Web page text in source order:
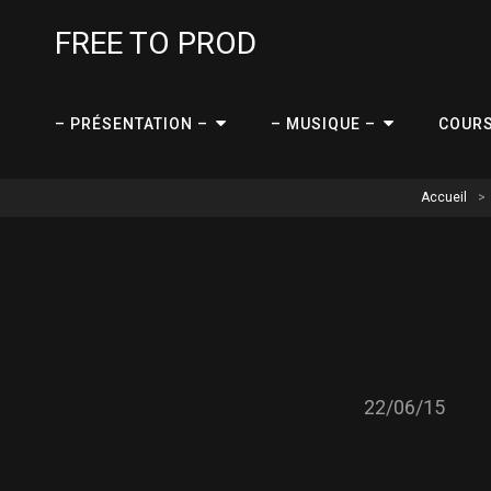
FREE TO PROD
– PRÉSENTATION – – MUSIQUE – COURS
Accueil >
22/06/15